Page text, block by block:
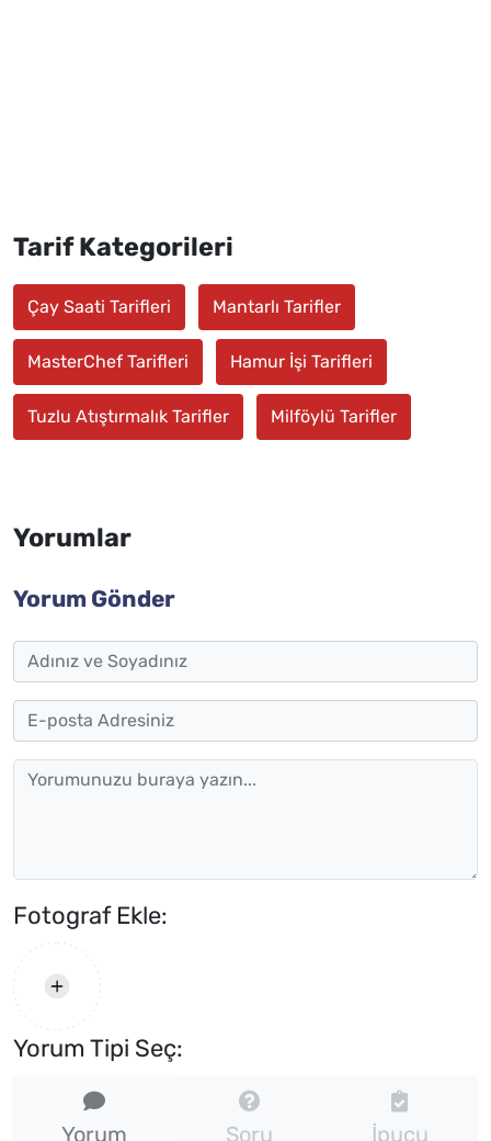
Tarif Kategorileri
Çay Saati Tarifleri Mantarlı Tarifler
MasterChef Tarifleri Hamur İşi Tarifleri
Tuzlu Atıştırmalık Tarifler Milföylü Tarifler
Yorumlar
Yorum Gönder
Fotograf Ekle:
Yorum Tipi Seç:
Yorum Soru İpucu